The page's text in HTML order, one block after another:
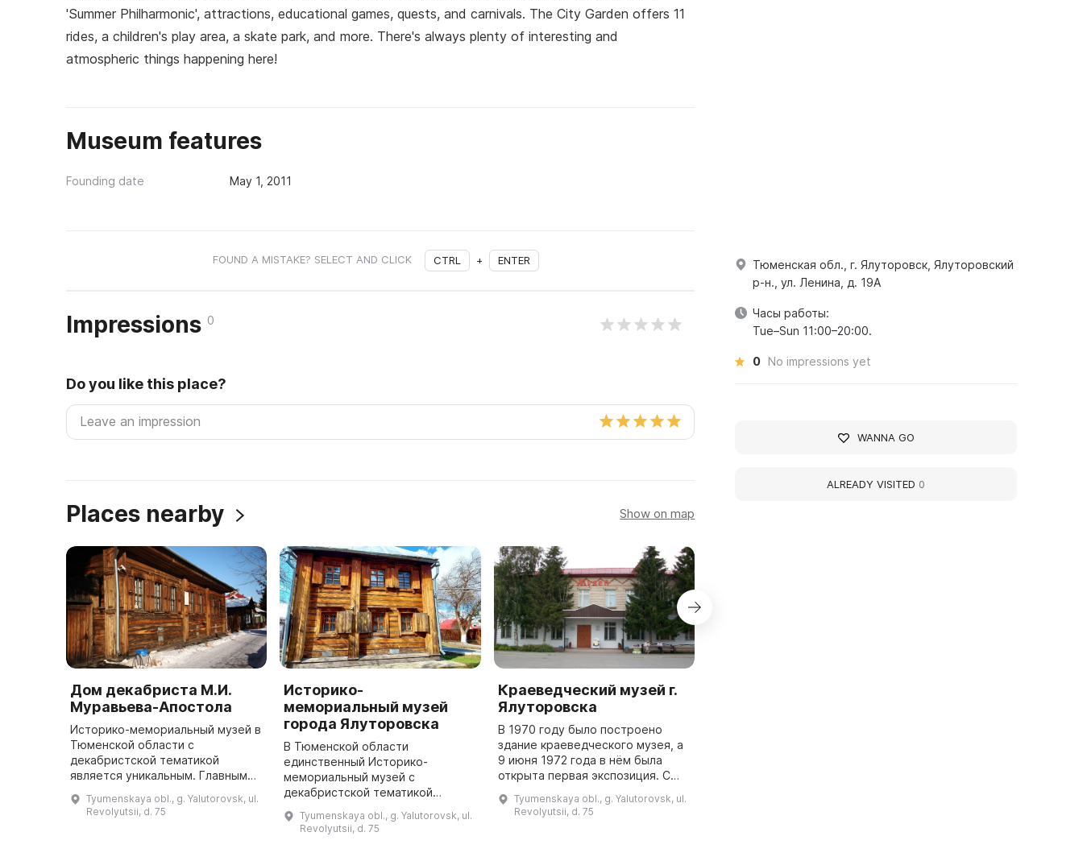
'Summer Philharmonic', attractions, educational games, quests, and carnivals. The City Garden offers 11
rides, a children's play area, a skate park, and more. There's always plenty of interesting and
atmospheric things happening here!
Museum features
Founding date May 1, 2011
FOUND A MISTAKE? SELECT AND CLICK CTRL + ENTER
Impressions 0
Do you like this place?
Places nearby Show on map
Дом декабриста М.И.
Муравьева-Апостола
Историко-мемориальный музей в
Тюменской области с
декабристской тематикой
является уникальным. Главным
1795 года, в котором двадцать
лет проживал ссыльный
Tyumenskaya obl., g. Yalutorovsk, ul.
Revolyutsii, d. 75
Историко-
мемориальный музей
города Ялуторовска
В Тюменской области
единственный Историко-
мемориальный музей с
декабристской тематикой
наблюдать за домами
декабристов М. И. Муравьёва-
Tyumenskaya obl., g. Yalutorovsk, ul.
Revolyutsii, d. 75
Краеведческий музей г.
Ялуторовска
В 1970 году было построено
здание краеведческого музея, а
9 июня 1972 года в нём была
открыта первая экспозиция. С
комплектования музейных
коллекций начался
Tyumenskaya obl., g. Yalutorovsk, ul.
Revolyutsii, d. 75
Тюменская обл., г. Ялуторовск, Ялуторовский
р-н., ул. Ленина, д. 19А
Часы работы:
Tue–Sun 11:00–20:00.
0 No impressions yet
WANNA GO
ALREADY VISITED 0